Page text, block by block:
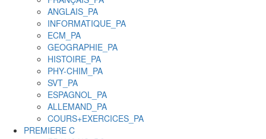
ANGLAIS_PA
INFORMATIQUE_PA
ECM_PA
GEOGRAPHIE_PA
HISTOIRE_PA
PHY-CHIM_PA
SVT_PA
ESPAGNOL_PA
ALLEMAND_PA
COURS+EXERCICES_PA
PREMIERE C